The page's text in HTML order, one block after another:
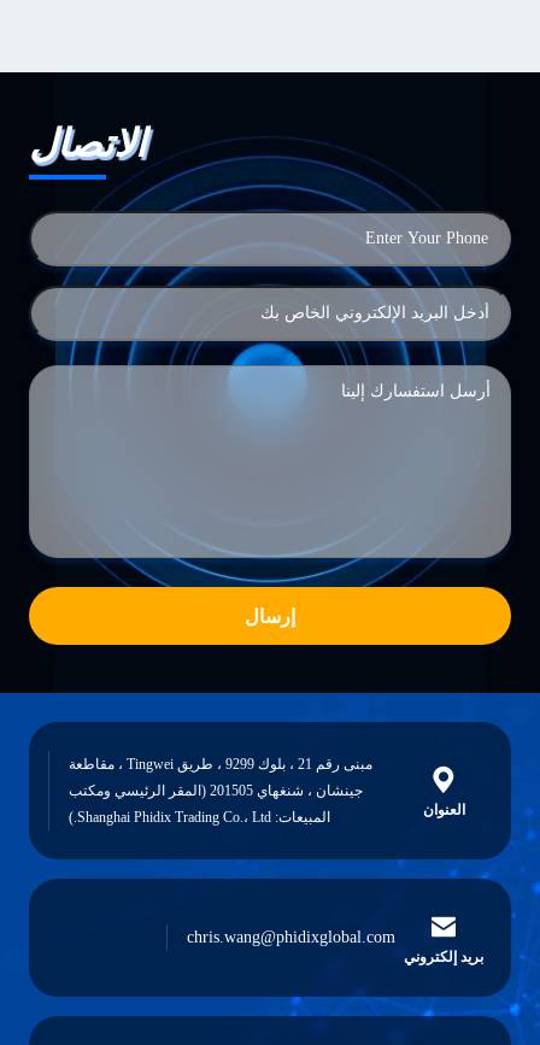
الاتصال
إرسال
العنوان
مبنى رقم 21 ، بلوك 9299 ، طريق Tingwei ، مقاطعة
جينشان ، شنغهاي 201505 (المقر الرئيسي ومكتب
المبيعات: Shanghai Phidix Trading Co.، Ltd.)
بريد إلكتروني
chris.wang@phidixglobal.com